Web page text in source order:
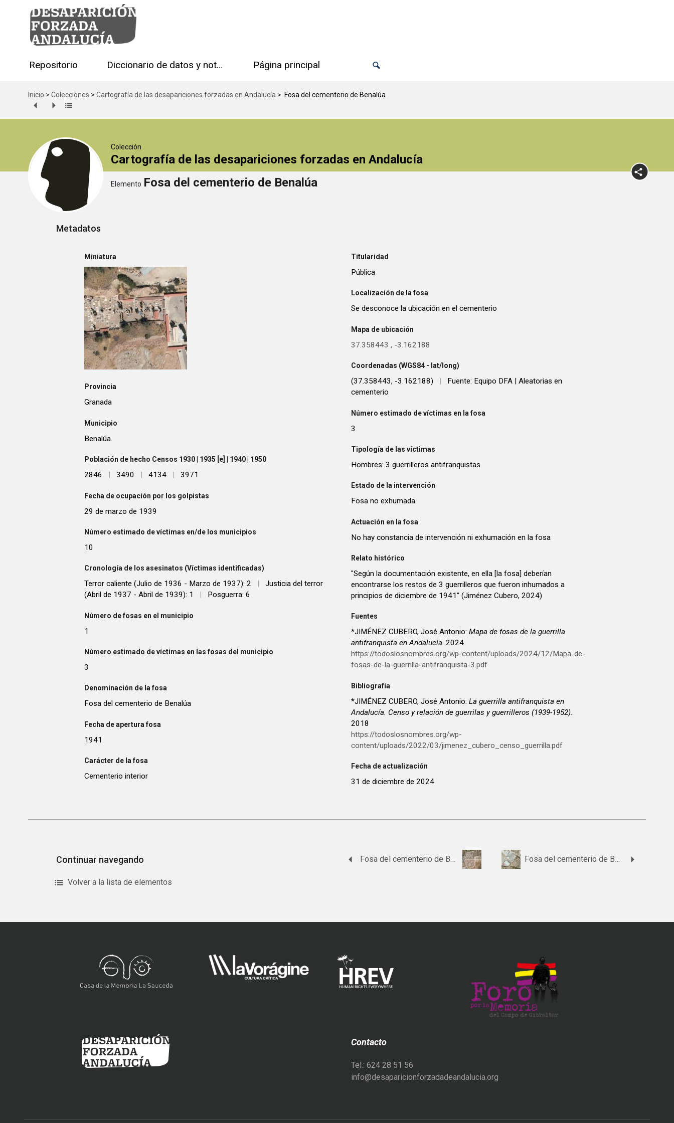
Repositorio Diccionario de datos y notas técnicas Página principal
Inicio > Colecciones > Cartografía de las desapariciones forzadas en Andalucía > Fosa del cementerio de Benalúa
Colección
Cartografía de las desapariciones forzadas en Andalucía
Elemento Fosa del cementerio de Benalúa
Metadatos
Miniatura
Provincia
Granada
Municipio
Benalúa
Población de hecho Censos 1930 | 1935 [e] | 1940 | 1950
2846 | 3490 | 4134 | 3971
Fecha de ocupación por los golpistas
29 de marzo de 1939
Número estimado de víctimas en/de los municipios
10
Cronología de los asesinatos (Víctimas identificadas)
Terror caliente (Julio de 1936 - Marzo de 1937): 2
Justicia del terror
(Abril de 1937 - Abril de 1939): 1
Posguerra: 6
Número de fosas en el municipio
1
Número estimado de víctimas en las fosas del municipio
3
Denominación de la fosa
Fosa del cementerio de Benalúa
Fecha de apertura fosa
1941
Carácter de la fosa
Cementerio interior
Titularidad
Pública
Localización de la fosa
Se desconoce la ubicación en el cementerio
Mapa de ubicación
37.358443 , -3.162188
Coordenadas (WGS84 - lat/long)
(37.358443, -3.162188) |
Fuente: Equipo DFA | Aleatorias en
cementerio
Número estimado de víctimas en la fosa
3
Tipología de las víctimas
Hombres: 3 guerrilleros antifranquistas
Estado de la intervención
Fosa no exhumada
Actuación en la fosa
No hay constancia de intervención ni exhumación en la fosa
Relato histórico
"Según la documentación existente, en ella [la fosa] deberían
encontrarse los restos de 3 guerrilleros que fueron inhumados a
principios de diciembre de 1941" (Jiménez Cubero, 2024)
Fuentes
*JIMÉNEZ CUBERO, José Antonio: Mapa de fosas de la guerrilla
antifranquista en Andalucía. 2024
https://todoslosnombres.org/wp-content/uploads/2024/12/Mapa-de-
fosas-de-la-guerrilla-antifranquista-3.pdf
Bibliografía
*JIMÉNEZ CUBERO, José Antonio: La guerrilla antifranquista en
Andalucía. Censo y relación de guerrilas y guerrilleros (1939-1952).
2018
https://todoslosnombres.org/wp-
content/uploads/2022/03/jimenez_cubero_censo_guerrilla.pdf
Fecha de actualización
31 de diciembre de 2024
Continuar navegando Fosa del cementerio de Baza Fosa del cementerio de Benalúa de las Villas
Volver a la lista de elementos
Contacto
Tel.: 624 28 51 56
info@desaparicionforzadadeandalucia.org